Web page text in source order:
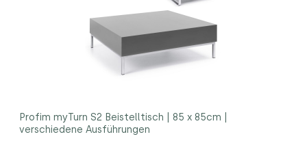
Profim myTurn S2 Beistelltisch | 85 x 85cm |
verschiedene Ausführungen